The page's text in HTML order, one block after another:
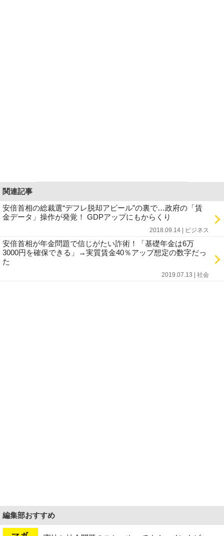
関連記事
安倍首相の総裁選“デフレ脱却アピール”の裏で…政府の「賃
金データ」操作が発覚！ GDPアップにもからくり
2018.09.14 | ビジネス
安倍首相が年金問題で信じがたい詐術！「基礎年金は6万
3000円を確保できる」→実質賃金40％アップ想定の数字だっ
た
2019.07.13 | 社会
編集部おすすめ